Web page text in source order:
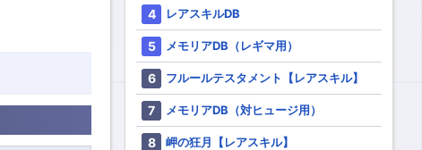
レアスキルDB
メモリアDB（レギマ用）
フルールテスタメント【レアスキル】
メモリアDB（対ヒュージ用）
岬の狂月【レアスキル】